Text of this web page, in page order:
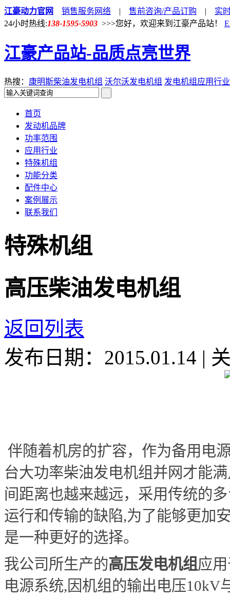
江豪动力官网 销售服务网络 | 售前咨询/产品订购 | 实
24小时热线:138-1595-5903 >>>您好，欢迎来到江豪产品站！
江豪产品站-品质点亮世界
热搜： 康明斯柴油发电机组 沃尔沃发电机组 发电机组应用行业
首页
发动机品牌
功率范围
应用行业
特殊机组
功能分类
配件中心
案例展示
联系我们
特殊机组
高压柴油发电机组
返回列表
发布日期：2015.01.14 |
伴随着机房的扩容，作为备用电
台大功率柴油发电机组并网才能
间距离也越来越远，采用传统的
运行和传输的缺陷,为了能够更加
是一种更好的选择。
我公司所生产的高压发电机组 应
电源系统, 因机组的输出电压10kV